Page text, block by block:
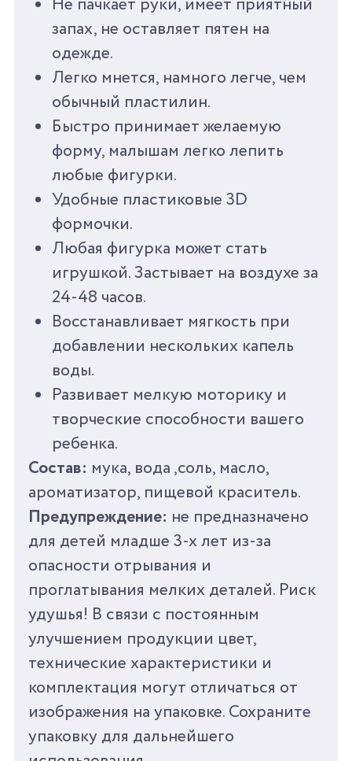
запах, не оставляет пятен на
одежде.
Легко мнется, намного легче, чем
обычный пластилин.
Быстро принимает желаемую
форму, малышам легко лепить
любые фигурки.
Удобные пластиковые 3D
формочки.
Любая фигурка может стать
игрушкой. Застывает на воздухе за
24-48 часов.
Восстанавливает мягкость при
добавлении нескольких капель
воды.
Развивает мелкую моторику и
творческие способности вашего
ребенка.
Состав: мука, вода ,соль, масло,
ароматизатор, пищевой краситель.
Предупреждение: не предназначено
для детей младше 3-х лет из-за
опасности отрывания и
проглатывания мелких деталей. Риск
удушья! В связи с постоянным
улучшением продукции цвет,
технические характеристики и
комплектация могут отличаться от
изображения на упаковке. Сохраните
упаковку для дальнейшего
КОЛИЧЕСТВО ЦВЕТОВ
КОЛИЧЕСТВО
АКСЕССУАРОВ
ВЕС
ВРЕМЯ ИГРЫ ОТ
СРОК ГОДНОСТИ/
ГАРАНТИЯ
СТРАНА
ПРОИЗВОДИТЕЛЬ
КНР